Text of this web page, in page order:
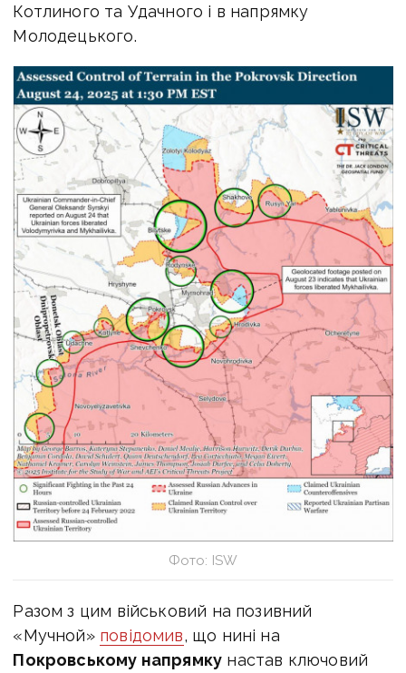
Котлиного та Удачного і в напрямку
Молодецького.
Фото: ISW
Разом з цим військовий на позивний
«Мучной» повідомив, що нині на
Покровському напрямку настав ключовий